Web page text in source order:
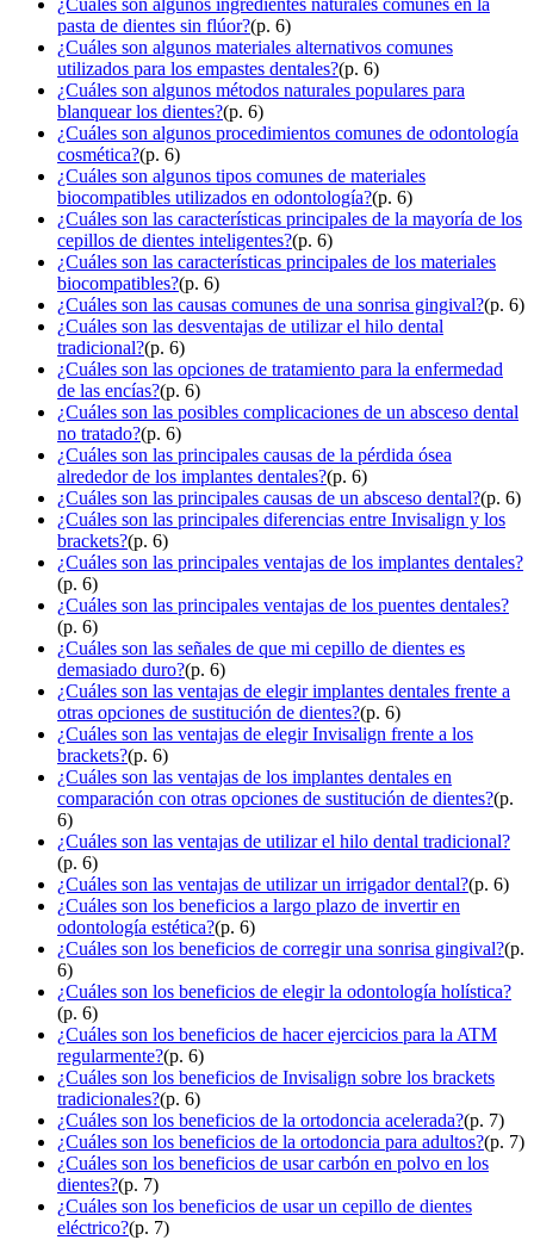
¿Cuáles son algunos ingredientes naturales comunes en la
pasta de dientes sin flúor?(p. 6)
¿Cuáles son algunos materiales alternativos comunes
utilizados para los empastes dentales?(p. 6)
¿Cuáles son algunos métodos naturales populares para
blanquear los dientes?(p. 6)
¿Cuáles son algunos procedimientos comunes de odontología
cosmética?(p. 6)
¿Cuáles son algunos tipos comunes de materiales
biocompatibles utilizados en odontología?(p. 6)
¿Cuáles son las características principales de la mayoría de los
cepillos de dientes inteligentes?(p. 6)
¿Cuáles son las características principales de los materiales
biocompatibles?(p. 6)
¿Cuáles son las causas comunes de una sonrisa gingival?(p. 6)
¿Cuáles son las desventajas de utilizar el hilo dental
tradicional?(p. 6)
¿Cuáles son las opciones de tratamiento para la enfermedad
de las encías?(p. 6)
¿Cuáles son las posibles complicaciones de un absceso dental
no tratado?(p. 6)
¿Cuáles son las principales causas de la pérdida ósea
alrededor de los implantes dentales?(p. 6)
¿Cuáles son las principales causas de un absceso dental?(p. 6)
¿Cuáles son las principales diferencias entre Invisalign y los
brackets?(p. 6)
¿Cuáles son las principales ventajas de los implantes dentales?
(p. 6)
¿Cuáles son las principales ventajas de los puentes dentales?
(p. 6)
¿Cuáles son las señales de que mi cepillo de dientes es
demasiado duro?(p. 6)
¿Cuáles son las ventajas de elegir implantes dentales frente a
otras opciones de sustitución de dientes?(p. 6)
¿Cuáles son las ventajas de elegir Invisalign frente a los
brackets?(p. 6)
¿Cuáles son las ventajas de los implantes dentales en
comparación con otras opciones de sustitución de dientes?(p.
6)
¿Cuáles son las ventajas de utilizar el hilo dental tradicional?
(p. 6)
¿Cuáles son las ventajas de utilizar un irrigador dental?(p. 6)
¿Cuáles son los beneficios a largo plazo de invertir en
odontología estética?(p. 6)
¿Cuáles son los beneficios de corregir una sonrisa gingival?(p.
6)
¿Cuáles son los beneficios de elegir la odontología holística?
(p. 6)
¿Cuáles son los beneficios de hacer ejercicios para la ATM
regularmente?(p. 6)
¿Cuáles son los beneficios de Invisalign sobre los brackets
tradicionales?(p. 6)
¿Cuáles son los beneficios de la ortodoncia acelerada?(p. 7)
¿Cuáles son los beneficios de la ortodoncia para adultos?(p. 7)
¿Cuáles son los beneficios de usar carbón en polvo en los
dientes?(p. 7)
¿Cuáles son los beneficios de usar un cepillo de dientes
eléctrico?(p. 7)